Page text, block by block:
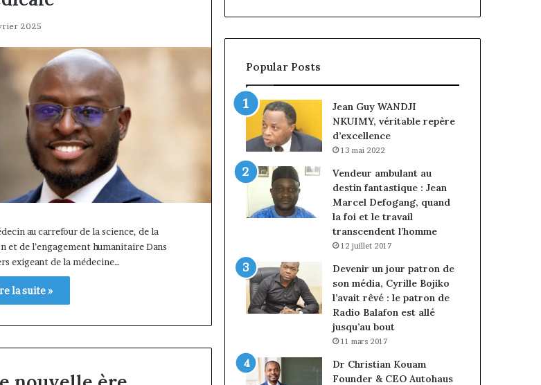
2025
au carrefour de la science, de la
et de l’engagement humanitaire Dans
exigeant de la médecine…
la suite »
sous
Popular Posts
Jean Guy WANDJI
NKUIMY, véritable repère
d’excellence
13 mai 2022
Vendeur ambulant au
destin fantastique : Jean
Marcel Defogang, quand
la foi et le travail
transcendent l’homme
12 juillet 2017
Devenir un jour patron de
son média, Cyrille Bojiko
l’avait rêvé : le patron de
Radio Balafon est allé
jusqu’au bout
11 mars 2017
Dr Christian Kouam
Founder & CEO Autohaus